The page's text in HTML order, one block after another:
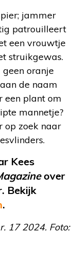
jammer
patrouilleert
een vrouwtje
struikgewas.
oranje
de naam
een plant om
mannetje?
op zoek naar
Kees
over
Bekijk
.
17 2024. Foto: